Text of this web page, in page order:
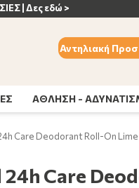
| Δες εδώ >
Αντηλιακή
ΑΘΛΗΣΗ -
Care Deodorant Roll-On
24h Care